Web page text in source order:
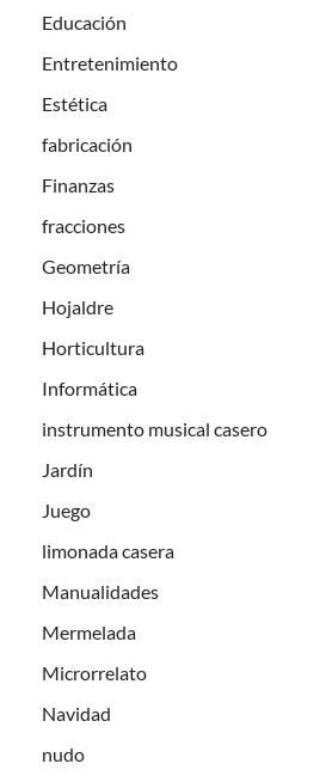
Educación
Entretenimiento
Estética
fabricación
Finanzas
fracciones
Geometría
Hojaldre
Horticultura
Informática
instrumento musical casero
Jardín
Juego
limonada casera
Manualidades
Mermelada
Microrrelato
Navidad
nudo